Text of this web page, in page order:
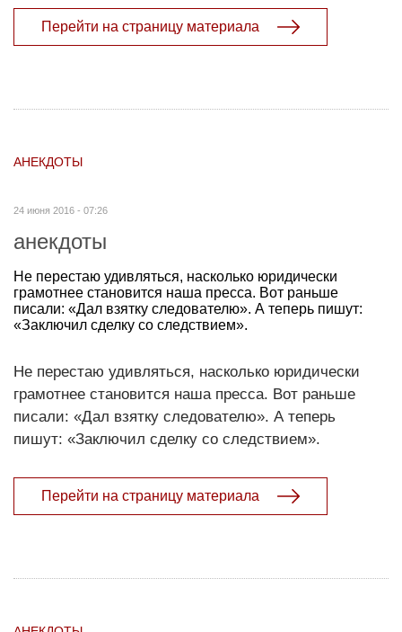
Перейти на страницу материала
АНЕКДОТЫ
24 июня 2016 - 07:26
анекдоты
Не перестаю удивляться, насколько юридически
грамотнее становится наша пресса. Вот раньше
писали: «Дал взятку следователю». А теперь пишут:
«Заключил сделку со следствием».
Не перестаю удивляться, насколько юридически
грамотнее становится наша пресса. Вот раньше
писали: «Дал взятку следователю». А теперь
пишут: «Заключил сделку со следствием».
Перейти на страницу материала